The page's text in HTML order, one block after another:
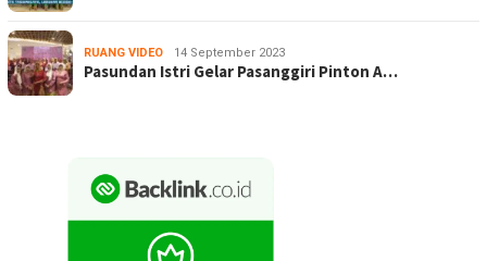
RUANG VIDEO 14 September 2023
Pasundan Istri Gelar Pasanggiri Pinton A…